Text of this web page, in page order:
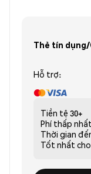
Thẻ tín dụng/
Hỗ trợ:
Tiền tệ 30+
Phí thấp nhất
Thời gian
Tốt nhất cho